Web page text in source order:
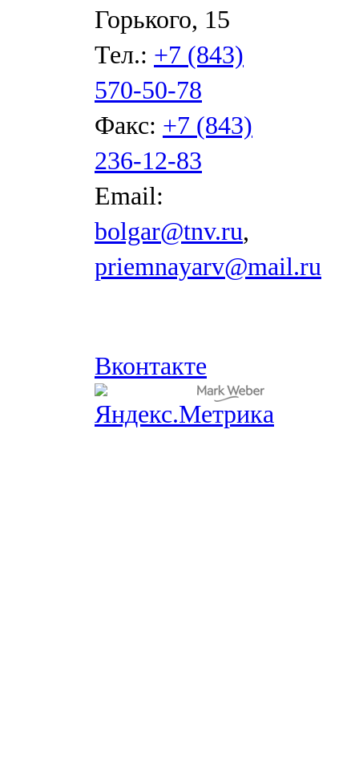
Горького, 15
Тел.: +7 (843)
570-50-78
Факс: +7 (843)
236-12-83
Email:
bolgar@tnv.ru,
priemnayarv@mail.ru
Вконтакте